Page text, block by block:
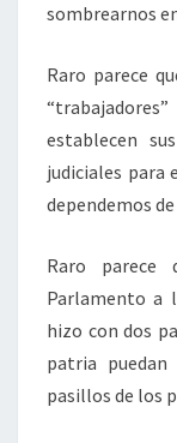
sombrearnos
Raro parece
establecen
judiciales para
dependemos
Raro
Parlamento a
hizo con dos
patria
pasillos de los